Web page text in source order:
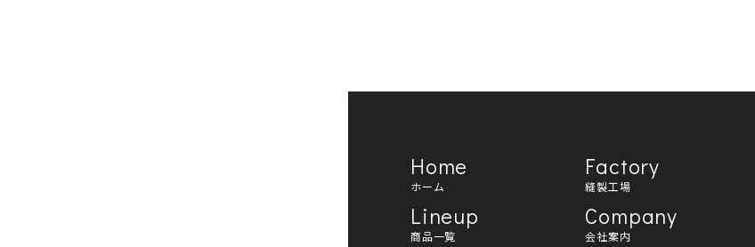
Home
ホーム
Lineup
商品一覧
Factory
縫製工場
Company
会社案内